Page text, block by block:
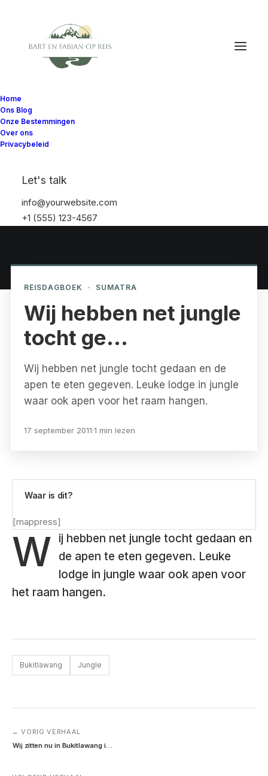
Home
Ons Blog
Onze Bestemmingen
Over ons
Privacybeleid
Let's talk
info@yourwebsite.com
+1 (555) 123-4567
REISDAGBOEK · SUMATRA
Wij hebben net jungle
tocht ge…
Wij hebben net jungle tocht gedaan en de
apen te eten gegeven. Leuke lodge in jungle
waar ook apen voor het raam hangen.
17 september 2011·1 min lezen
W
ij hebben net jungle tocht gedaan en
de apen te eten gegeven. Leuke
lodge in jungle waar ook apen voor
het raam hangen.
Bukitlawang Jungle
← VORIG VERHAAL
Wij zitten nu in Bukitlawang i…
Waar is dit?
[mappress]